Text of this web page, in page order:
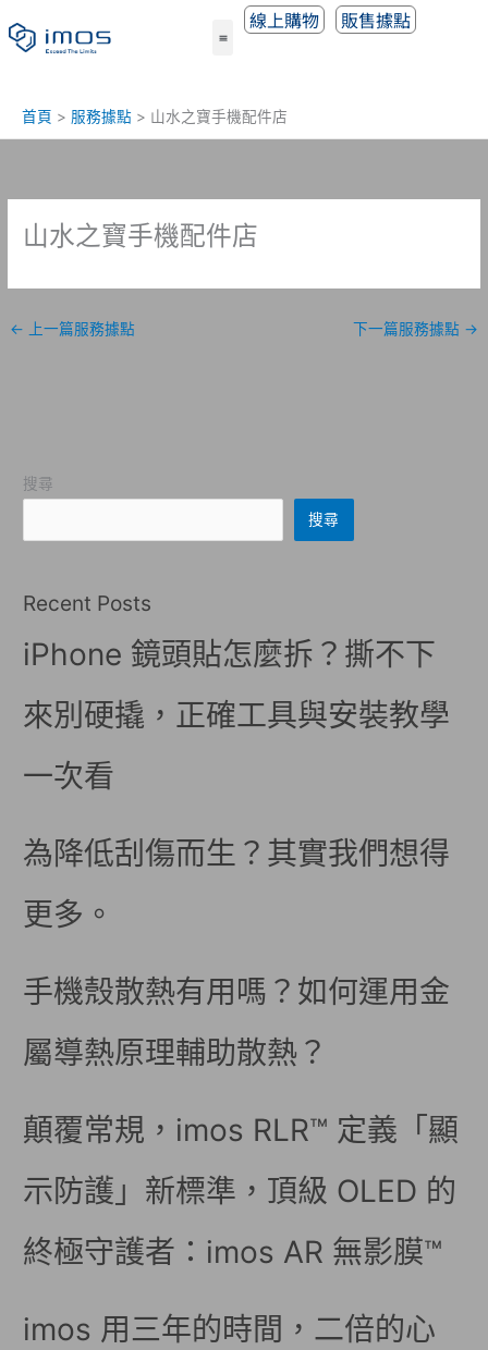
至
線上購物 販售據點
首頁 服務據點 山水之寶手機配件店
山水之寶手機配件店
← 上一篇服務據點 下一篇服務據點 →
搜尋
搜尋
Recent Posts
iPhone 鏡頭貼怎麼拆？撕不下
來別硬撬，正確工具與安裝教學
一次看
為降低刮傷而生？其實我們想得
更多。
手機殼散熱有用嗎？如何運用金
屬導熱原理輔助散熱？
顛覆常規，imos RLR™ 定義「顯
示防護」新標準，頂級 OLED 的
終極守護者：imos AR 無影膜™
imos 用三年的時間，二倍的心